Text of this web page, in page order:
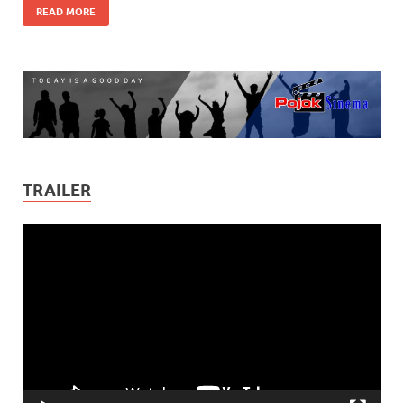
READ MORE
TRAILER